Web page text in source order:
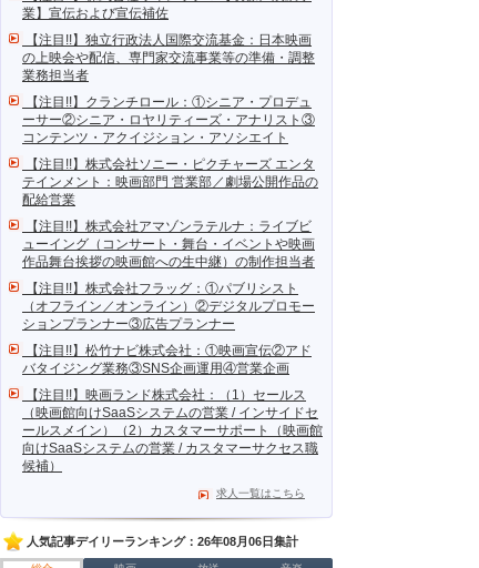
業】宣伝および宣伝補佐
【注目!!】独立行政法人国際交流基金：日本映画
の上映会や配信、専門家交流事業等の準備・調整
業務担当者
【注目!!】クランチロール：①シニア・プロデュ
ーサー②シニア・ロヤリティーズ・アナリスト③
コンテンツ・アクイジション・アソシエイト
【注目!!】株式会社ソニー・ピクチャーズ エンタ
テインメント：映画部門 営業部／劇場公開作品の
配給営業
【注目!!】株式会社アマゾンラテルナ：ライブビ
ューイング（コンサート・舞台・イベントや映画
作品舞台挨拶の映画館への生中継）の制作担当者
【注目!!】株式会社フラッグ：①パブリシスト
（オフライン／オンライン）②デジタルプロモー
ションプランナー③広告プランナー
【注目!!】松竹ナビ株式会社：①映画宣伝②アド
バタイジング業務③SNS企画運用④営業企画
【注目!!】映画ランド株式会社：（1）セールス
（映画館向けSaaSシステムの営業 / インサイドセ
ールスメイン）（2）カスタマーサポート（映画館
向けSaaSシステムの営業 / カスタマーサクセス職
候補）
求人一覧はこちら
人気記事デイリーランキング：26年08月06日集計